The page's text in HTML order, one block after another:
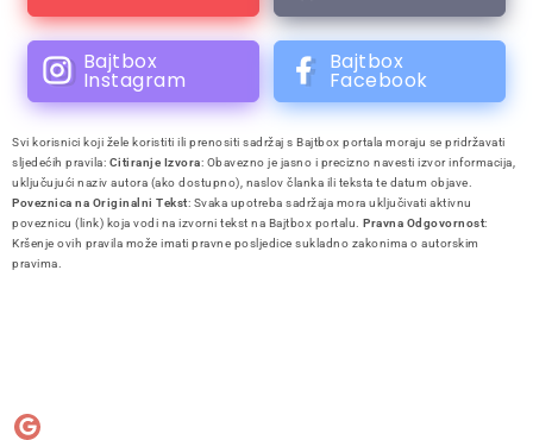
Bajtbox
Instagram
Bajtbox
Facebook
Svi korisnici koji žele koristiti ili prenositi sadržaj s Bajtbox portala moraju se pridržavati
sljedećih pravila: Citiranje Izvora: Obavezno je jasno i precizno navesti izvor informacija,
uključujući naziv autora (ako dostupno), naslov članka ili teksta te datum objave.
Poveznica na Originalni Tekst: Svaka upotreba sadržaja mora uključivati aktivnu
poveznicu (link) koja vodi na izvorni tekst na Bajtbox portalu. Pravna Odgovornost:
Kršenje ovih pravila može imati pravne posljedice sukladno zakonima o autorskim
pravima.